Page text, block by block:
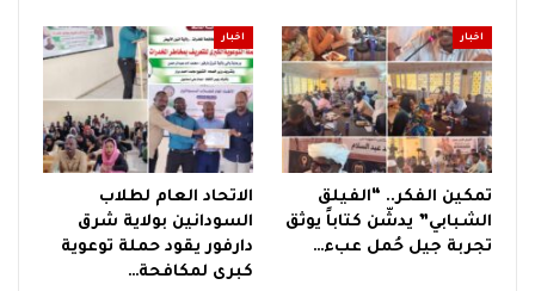
اخبار
تمكين الفكر.. “الفيلق
الشبابي” يدشّن كتاباً يوثق
تجربة جيل حُمل عبء…
اخبار
الاتحاد العام لطلاب
السودانين بولاية شرق
دارفور يقود حملة توعوية
كبرى لمكافحة…